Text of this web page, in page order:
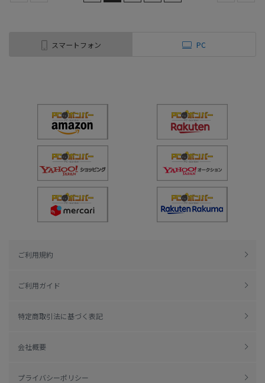
スマートフォン PC
ご利用規約
ご利用ガイド
特定商取引法に基づく表記
会社概要
プライバシーポリシー